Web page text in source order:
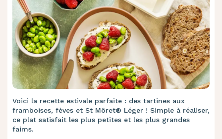
Voici la recette estivale parfaite : des tartines aux
framboises, fèves et St Môret® Léger ! Simple à réaliser,
ce plat satisfait les plus petites et les plus grandes
faims.